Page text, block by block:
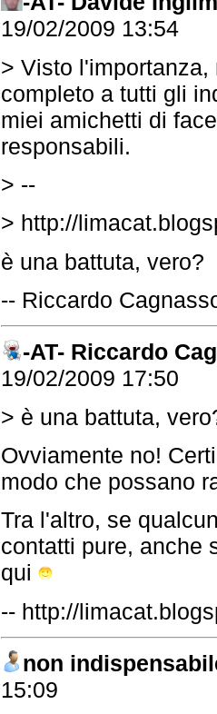
19/02/2009 13:54
> Visto
completo a tutti gli
miei amichetti di
responsabili.
> --
> http://
è una battuta, vero?
-- Riccardo
-AT- Riccardo
19/02/2009 17:50
> è una battuta,
Ovviamente no!
modo che possano
Tra l'altro, se
contatti pure, anche
qui
-- http://
non
15:09